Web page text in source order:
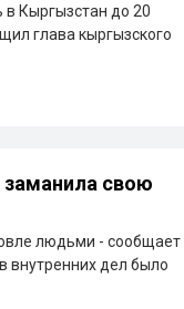
в Кыргызстан до 20
глава кыргызского
свою
людьми - сообщает
внутренних дел было